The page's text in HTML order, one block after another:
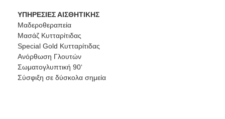
ΥΠΗΡΕΣΙΕΣ ΑΙΣΘΗΤΙΚΗΣ
Μαδεροθεραπεία
Μασάζ Κυτταρίτιδας
Special Gold Κυτταρίτιδας
Ανόρθωση Γλουτών
Σωματογλυπτική 90‘
Σύσφιξη σε δύσκολα σημεία